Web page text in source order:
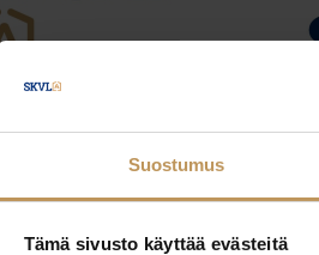
Suostumus
Tämä sivusto käyttää evästeitä